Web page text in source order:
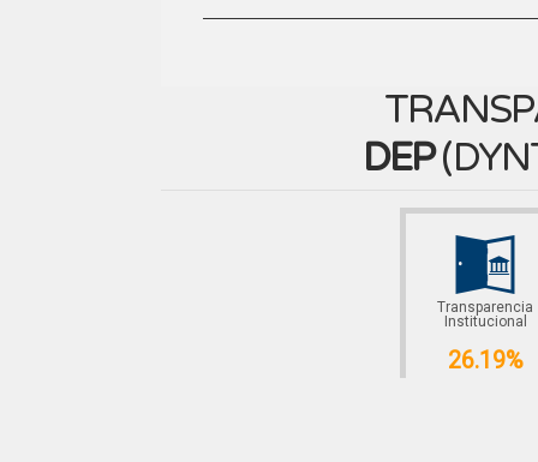
DEP(
Transparencia
Institucional
26.19%